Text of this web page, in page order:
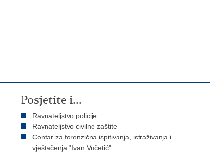
Posjetite i...
Ravnateljstvo policije
Ravnateljstvo civilne zaštite
Centar za forenzična ispitivanja, istraživanja i
vještačenja "Ivan Vučetić"